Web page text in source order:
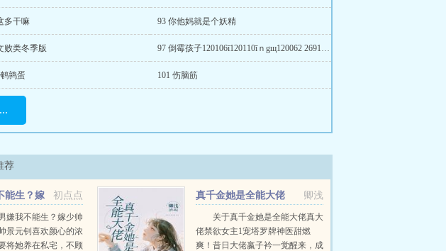
多干嘛 93 你他妈就是个妖精
败类冬季版 97 倒霉孩子120106ī120110īｎgщ120062 269120108120106
鹑蛋 101 伤脑筋
荐
初点点
能生？嫁
断
嫌我不能生？嫁少帅
景元钊喜欢颜心的浓
将她养在私宅，不顾
卿浅
真千金她是全能大佬
关于真千金她是全能大佬真大
佬禁欲女主1宠塔罗牌神医甜燃
爽！昔日大佬嬴子衿一觉醒来，成